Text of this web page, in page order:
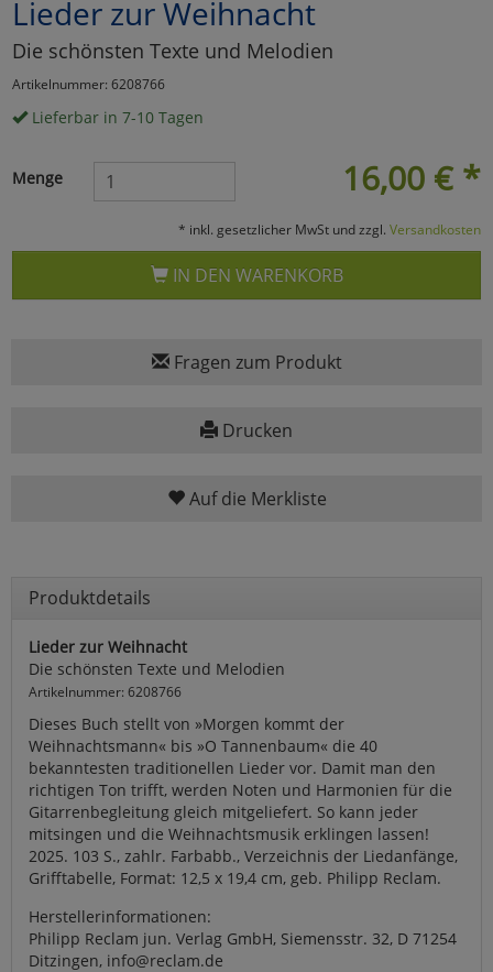
Lieder zur Weihnacht
Die schönsten Texte und Melodien
Artikelnummer: 6208766
Lieferbar in 7-10 Tagen
16,00 € *
Menge
* inkl. gesetzlicher MwSt und zzgl. Versandkosten
IN DEN WARENKORB
Fragen zum Produkt
Drucken
Auf die Merkliste
Produktdetails
Lieder zur Weihnacht
Die schönsten Texte und Melodien
Artikelnummer: 6208766
Dieses Buch stellt von »Morgen kommt der
Weihnachtsmann« bis »O Tannenbaum« die 40
bekanntesten traditionellen Lieder vor. Damit man den
richtigen Ton trifft, werden Noten und Harmonien für die
Gitarrenbegleitung gleich mitgeliefert. So kann jeder
mitsingen und die Weihnachtsmusik erklingen lassen!
2025. 103 S., zahlr. Farbabb., Verzeichnis der Liedanfänge,
Grifftabelle, Format: 12,5 x 19,4 cm, geb. Philipp Reclam.
Herstellerinformationen:
Philipp Reclam jun. Verlag GmbH, Siemensstr. 32, D 71254
Ditzingen, info@reclam.de
Cookies
Einstellungen speichern
zurückzu Haupptseite